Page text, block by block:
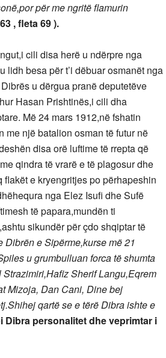
për me ngritë flamurin
, fleta 69 ).
cili disa herë u ndërpre nga
lidh besa për t’i dëbuar osmanët nga
u dërgua pranë deputetëve
Hasan Prishtinës,i cili dha
Më 24 mars 1912,në fshatin
me një batalion osman të futur në
disa orë luftime të rrepta që
qindra të vrarë e të plagosur dhe
e kryengritjes po përhapeshin
nga Elez Isufi dhe Sufë
të papara,mundën ti
sikundër për çdo shqiptar të
Dibrën e Sipërme,kurse më 21
u grumbulluan forca të shumta
Sherif Langu,Eqrem
Mizoja, Dan Cani, Dine bej
qartë se e tërë Dibra ishte e
Dibra personalitet dhe veprimtar i